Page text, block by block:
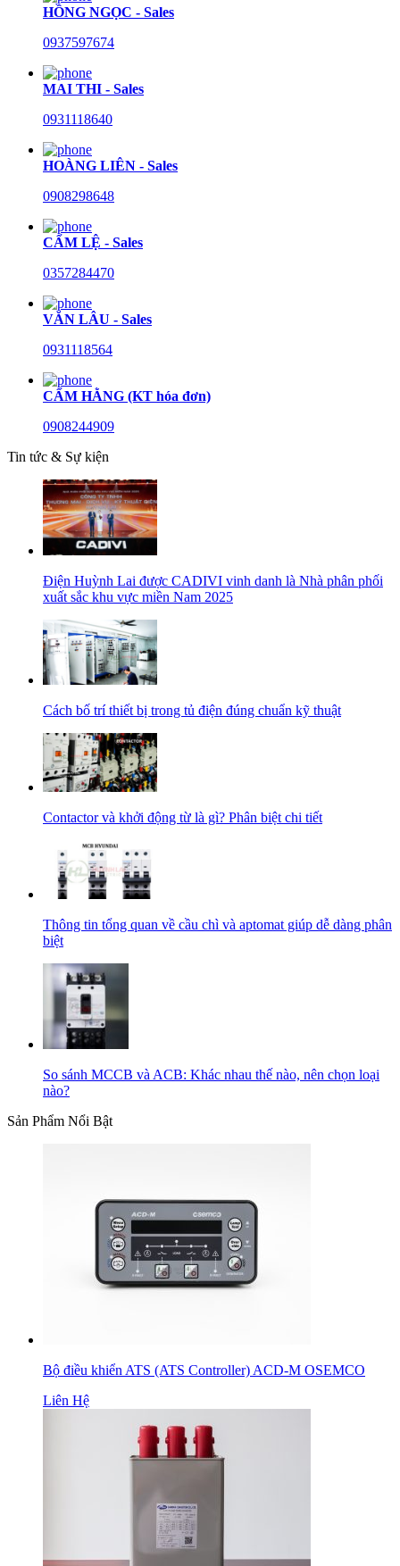
HỒNG NGỌC - Sales
0937597674
MAI THI - Sales
0931118640
HOÀNG LIÊN - Sales
0908298648
CẨM LỆ - Sales
0357284470
VĂN LÂU - Sales
0931118564
CẨM HẰNG (KT hóa đơn)
0908244909
Tin tức & Sự kiện
Điện Huỳnh Lai được CADIVI vinh danh là Nhà phân phối
xuất sắc khu vực miền Nam 2025
Cách bố trí thiết bị trong tủ điện đúng chuẩn kỹ thuật
Contactor và khởi động từ là gì? Phân biệt chi tiết
Thông tin tổng quan về cầu chì và aptomat giúp dễ dàng phân
biệt
So sánh MCCB và ACB: Khác nhau thế nào, nên chọn loại
nào?
Sản Phẩm Nổi Bật
Bộ điều khiển ATS (ATS Controller) ACD-M OSEMCO
Liên Hệ